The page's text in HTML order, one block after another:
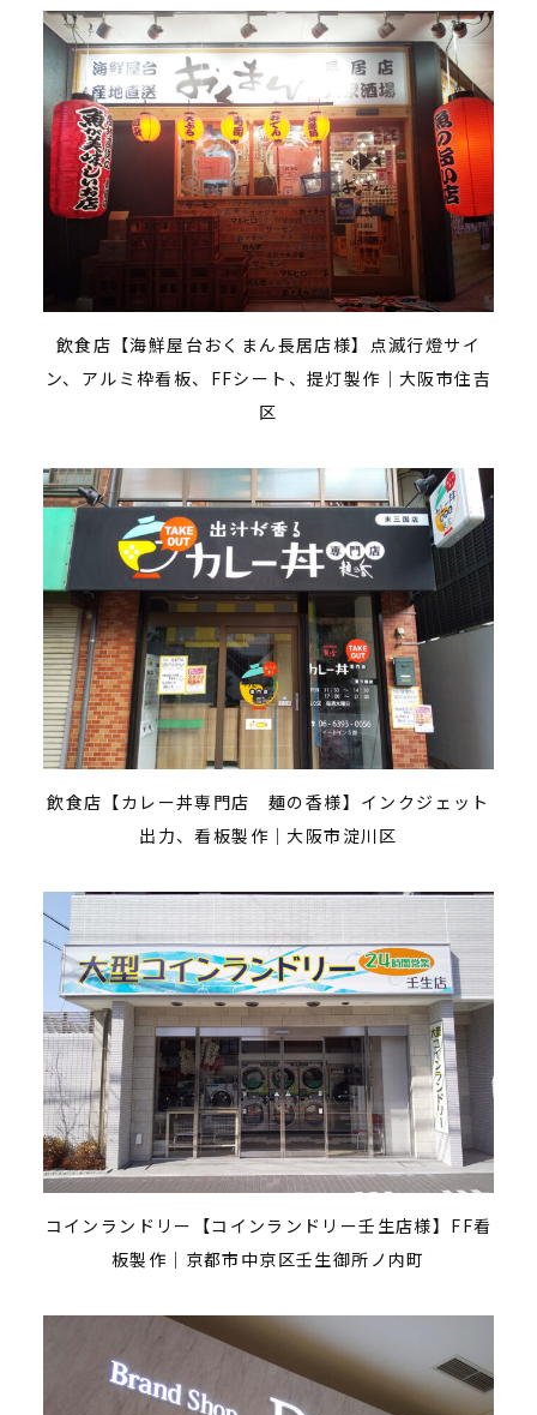
飲食店【海鮮屋台おくまん長居店様】点滅行燈サイ
ン、アルミ枠看板、FFシート、提灯製作｜大阪市住吉
区
飲食店【カレー丼専門店 麺の香様】インクジェット
出力、看板製作｜大阪市淀川区
コインランドリー【コインランドリー壬生店様】FF看
板製作｜京都市中京区壬生御所ノ内町